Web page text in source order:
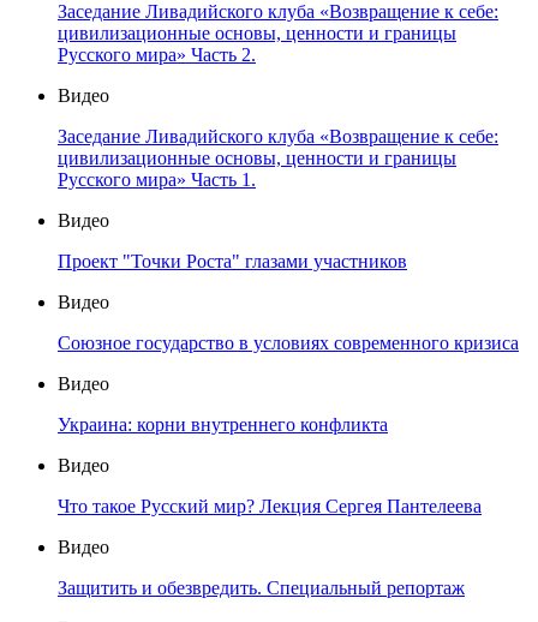
Заседание Ливадийского клуба «Возвращение к себе:
цивилизационные основы, ценности и границы
Русского мира» Часть 2.
Видео
Заседание Ливадийского клуба «Возвращение к себе:
цивилизационные основы, ценности и границы
Русского мира» Часть 1.
Видео
Проект "Точки Роста" глазами участников
Видео
Союзное государство в условиях современного кризиса
Видео
Украина: корни внутреннего конфликта
Видео
Что такое Русский мир? Лекция Сергея Пантелеева
Видео
Защитить и обезвредить. Специальный репортаж